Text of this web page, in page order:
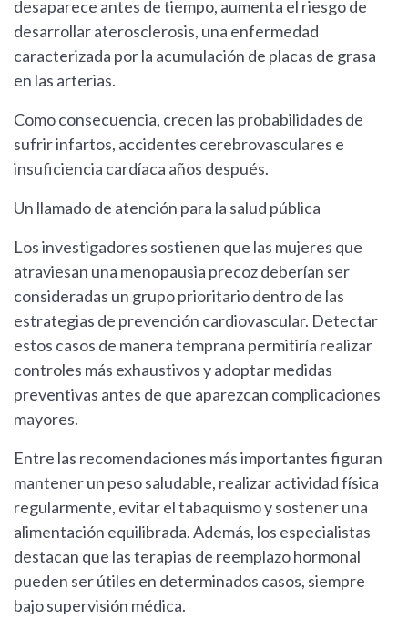
desaparece antes de tiempo, aumenta el riesgo de
desarrollar aterosclerosis, una enfermedad
caracterizada por la acumulación de placas de grasa
en las arterias.
Como consecuencia, crecen las probabilidades de
sufrir infartos, accidentes cerebrovasculares e
insuficiencia cardíaca años después.
Un llamado de atención para la salud pública
Los investigadores sostienen que las mujeres que
atraviesan una menopausia precoz deberían ser
consideradas un grupo prioritario dentro de las
estrategias de prevención cardiovascular. Detectar
estos casos de manera temprana permitiría realizar
controles más exhaustivos y adoptar medidas
preventivas antes de que aparezcan complicaciones
mayores.
Entre las recomendaciones más importantes figuran
mantener un peso saludable, realizar actividad física
regularmente, evitar el tabaquismo y sostener una
alimentación equilibrada. Además, los especialistas
destacan que las terapias de reemplazo hormonal
pueden ser útiles en determinados casos, siempre
bajo supervisión médica.